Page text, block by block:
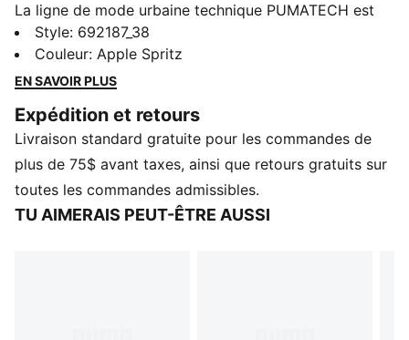
La ligne de mode urbaine technique PUMATECH est
de retour. Les designs explorent la fonctionnalité
visible et l'esthétique technique pour une capsule à la
fois urbaine et pratique.
Fabriqué à partir de matériaux 100 % recyclés, à
l'exception des garnitures et des décorations.
DÉTAILS
Coupe : Standard
Type de matériau principal : Tissu indéchirable
Style: 692187_38
Couleur: Apple Spritz
EN SAVOIR PLUS
Expédition et retours
Livraison standard gratuite pour les commandes de
plus de 75$ avant taxes, ainsi que retours gratuits sur
toutes les commandes admissibles.
TU AIMERAIS PEUT-ÊTRE AUSSI